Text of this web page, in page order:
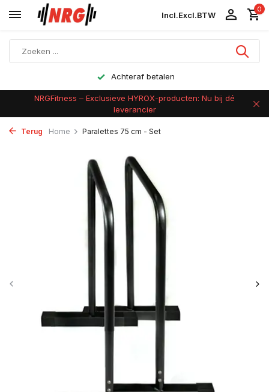
Incl.Excl.BTW
0
Achteraf betalen
NRGFitness – Exclusieve HYROX-producten: Nu bij dé
leverancier
Terug Home Paralettes 75 cm - Set